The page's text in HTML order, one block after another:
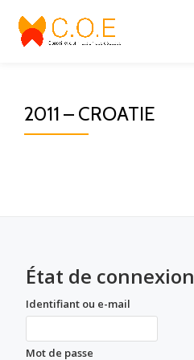
2011 – CROATIE
État de connexion
Identifiant ou e-mail
Mot de passe